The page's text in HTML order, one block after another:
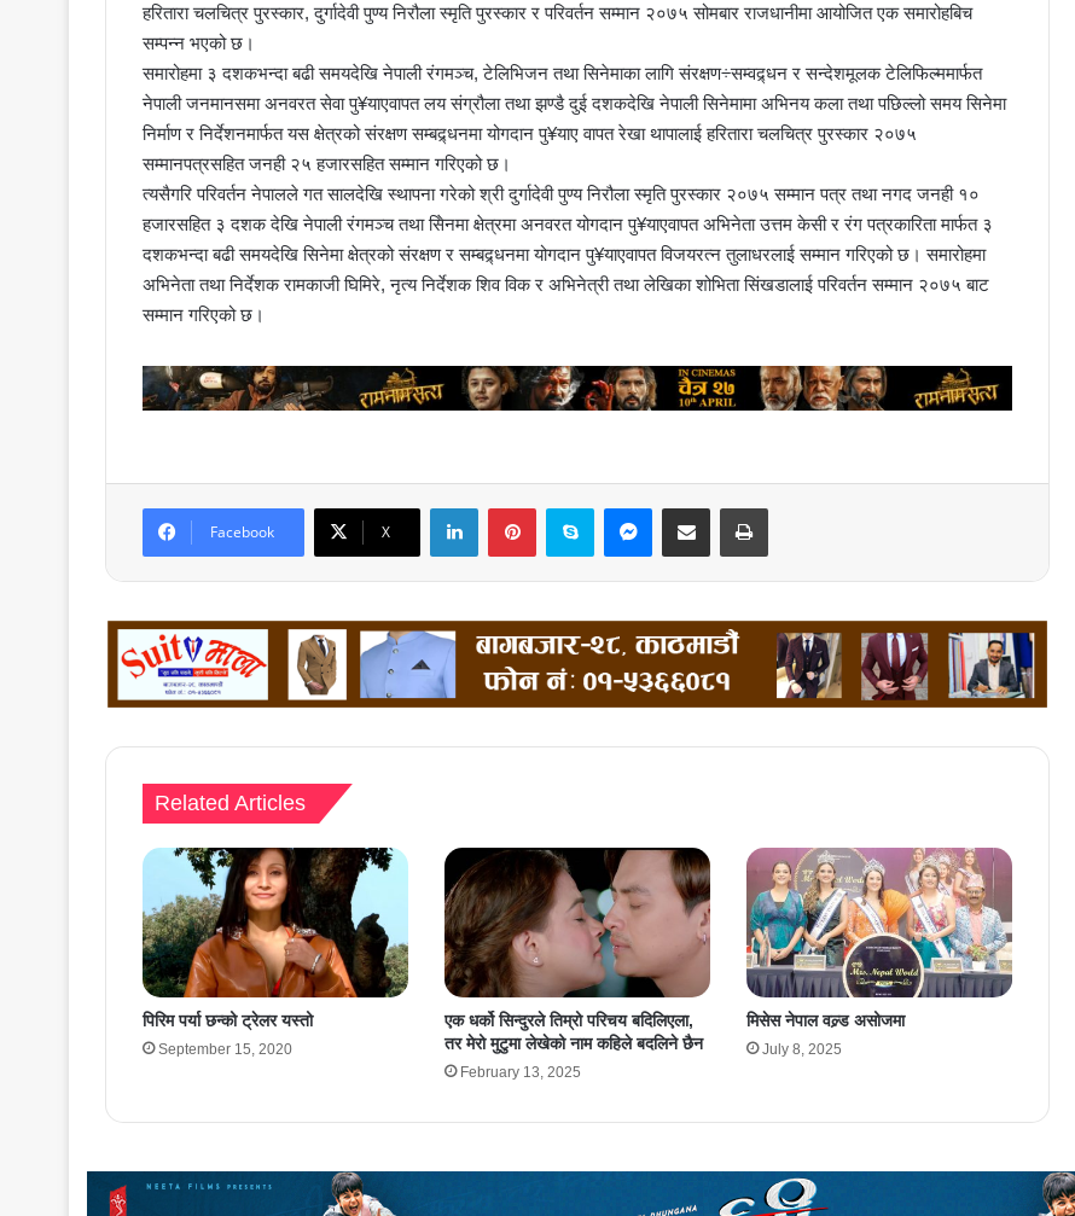
हरितारा चलचित्र पुरस्कार, दुर्गादेवी पुण्य निरौला स्मृति पुरस्कार र परिवर्तन सम्मान २०७५ सोमबार राजधानीमा आयोजित एक समारोहबिच
सम्पन्न भएको छ।
समारोहमा ३ दशकभन्दा बढी समयदेखि नेपाली रंगमञ्च, टेलिभिजन तथा सिनेमाका लागि संरक्षण÷सम्वद्र्धन र सन्देशमूलक टेलिफिल्ममार्फत
नेपाली जनमानसमा अनवरत सेवा पु¥याएवापत लय संग्रौला तथा झण्डै दुई दशकदेखि नेपाली सिनेमामा अभिनय कला तथा पछिल्लो समय सिनेमा
निर्माण र निर्देशनमार्फत यस क्षेत्रको संरक्षण सम्बद्र्धनमा योगदान पु¥याए वापत रेखा थापालाई हरितारा चलचित्र पुरस्कार २०७५
सम्मानपत्रसहित जनही २५ हजारसहित सम्मान गरिएको छ।
त्यसैगरि परिवर्तन नेपालले गत सालदेखि स्थापना गरेको श्री दुर्गादेवी पुण्य निरौला स्मृति पुरस्कार २०७५ सम्मान पत्र तथा नगद जनही १०
हजारसहित ३ दशक देखि नेपाली रंगमञ्च तथा सिेनमा क्षेत्रमा अनवरत योगदान पु¥याएवापत अभिनेता उत्तम केसी र रंग पत्रकारिता मार्फत ३
दशकभन्दा बढी समयदेखि सिनेमा क्षेत्रको संरक्षण र सम्बद्र्धनमा योगदान पु¥याएवापत विजयरत्न तुलाधरलाई सम्मान गरिएको छ। समारोहमा
अभिनेता तथा निर्देशक रामकाजी घिमिरे, नृत्य निर्देशक शिव विक र अभिनेत्री तथा लेखिका शोभिता सिंखडालाई परिवर्तन सम्मान २०७५ बाट
सम्मान गरिएको छ।
Facebook X
LinkedInPinterestSkype MessengerShare via Email Print
Related Articles
पिरिम पर्या छन्को ट्रेलर यस्तो
September 15, 2020
एक धर्को सिन्दुरले तिम्रो परिचय बदिलिएला,
तर मेरो मुटुमा लेखेको नाम कहिले बदलिने छैन
February 13, 2025
मिसेस नेपाल वल्र्ड असोजमा
July 8, 2025